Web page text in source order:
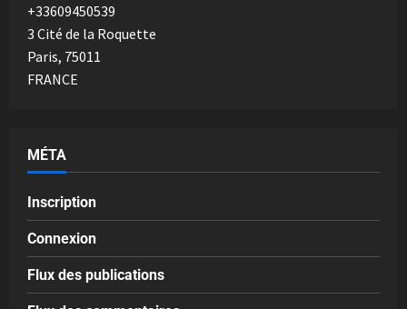
+33609450539
3 Cité de la Roquette
Paris, 75011
FRANCE
MÉTA
Inscription
Connexion
Flux des publications